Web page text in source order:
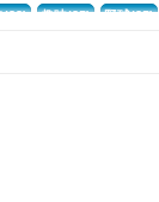
(38) 趣味(35) 野球(35)